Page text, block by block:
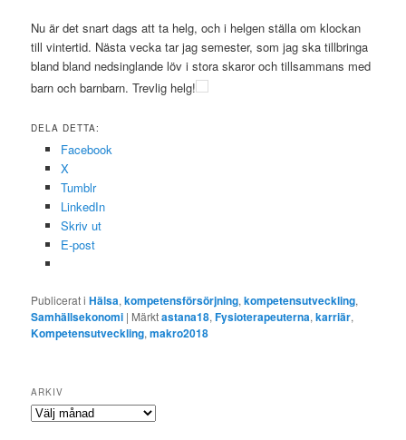
Nu är det snart dags att ta helg, och i helgen ställa om klockan
till vintertid. Nästa vecka tar jag semester, som jag ska tillbringa
bland bland nedsinglande löv i stora skaror och tillsammans med
barn och barnbarn. Trevlig helg!
DELA DETTA:
Facebook
X
Tumblr
LinkedIn
Skriv ut
E-post
Publicerat i Hälsa,kompetensförsörjning,kompetensutveckling,
Samhällsekonomi | Märktastana18,Fysioterapeuterna,karriär,
Kompetensutveckling,makro2018
ARKIV
Arkiv